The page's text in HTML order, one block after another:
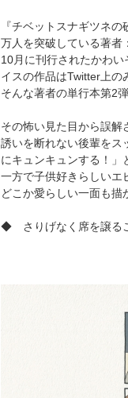
『チベットスナギツネ
万人を突破している著者
10月に刊行されたかわ
イスの作品はTwitter上の
そんな著者の単行本第2
その怖い見た目から誤解
誘いを断れない後輩をス
にキュンキュンする！」
一方で子供好きらしいエ
どこか愛らしい一面も描
◆ さりげなく席を譲る